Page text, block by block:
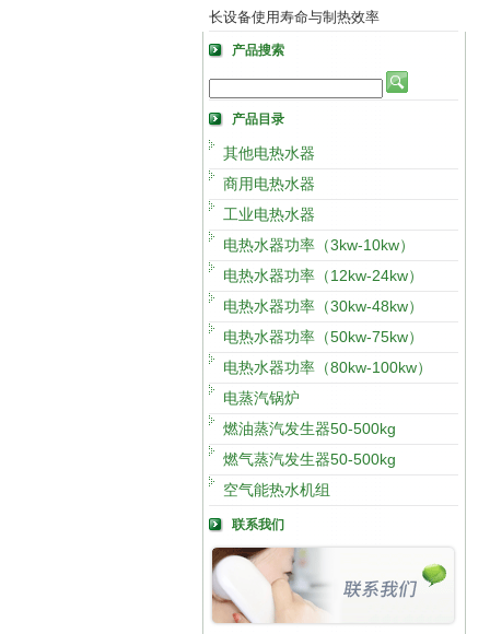
长设备使用寿命与制热效率
产品搜索
产品目录
其他电热水器
商用电热水器
工业电热水器
电热水器功率（3kw-10kw）
电热水器功率（12kw-24kw）
电热水器功率（30kw-48kw）
电热水器功率（50kw-75kw）
电热水器功率（80kw-100kw）
电蒸汽锅炉
燃油蒸汽发生器50-500kg
燃气蒸汽发生器50-500kg
空气能热水机组
联系我们